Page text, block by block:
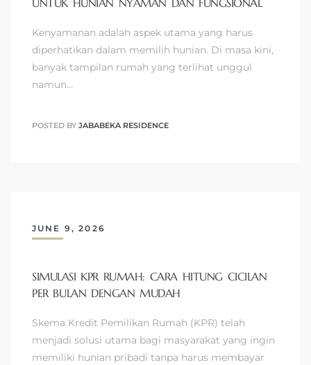
UNTUK HUNIAN NYAMAN DAN FUNGSIONAL
Kenyamanan adalah aspek utama yang harus
diperhatikan dalam memilih hunian. Di masa kini,
banyak tampilan rumah yang terlihat unggul
namun…
POSTED BY JABABEKA RESIDENCE
JUNE 9, 2026
SIMULASI KPR RUMAH: CARA HITUNG CICILAN
PER BULAN DENGAN MUDAH
Skema Kredit Pemilikan Rumah (KPR) telah
menjadi solusi utama bagi masyarakat yang ingin
memiliki hunian pribadi tanpa harus membayar